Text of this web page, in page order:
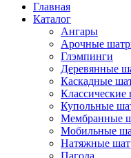
Главная
Каталог
Ангары
Арочные
Глэмпинги
Деревянные
Каскадные
Купольные
Мембранные
Мобильные
Натяжные
Пагода